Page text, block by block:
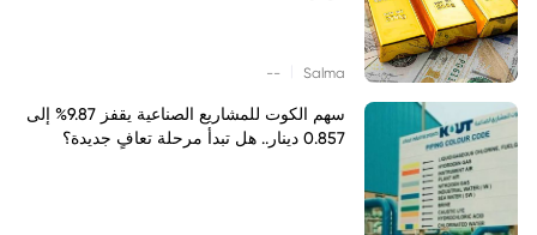
Salma
--
سهم الكوت للمشاريع الصناعية يقفز 9.87% إلى
0.857 دينار.. هل تبدأ مرحلة تعافٍ جديدة؟